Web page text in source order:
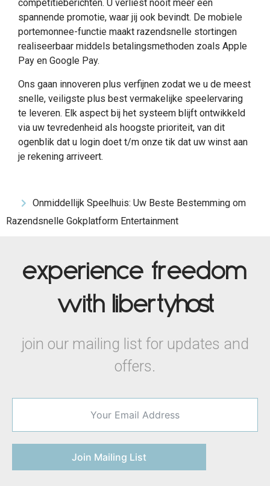
competitieberichten. U verliest nooit meer een
spannende promotie, waar jij ook bevindt. De mobiele
portemonnee-functie maakt razendsnelle stortingen
realiseerbaar middels betalingsmethoden zoals Apple
Pay en Google Pay.
Ons gaan innoveren plus verfijnen zodat we u de meest
snelle, veiligste plus best vermakelijke speelervaring
te leveren. Elk aspect bij het systeem blijft ontwikkeld
via uw tevredenheid als hoogste prioriteit, van dit
ogenblik dat u login doet t/m onze tik dat uw winst aan
je rekening arriveert.
Onmiddellijk Speelhuis: Uw Beste Bestemming om
Razendsnelle Gokplatform Entertainment
experience freedom
with libertyhost
join our mailing list for updates and
offers.
Join Mailing List